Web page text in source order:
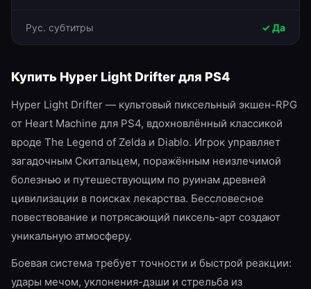
Рус. субтитры ✓ Да
Купить Hyper Light Drifterдля PS4
Hyper Light Drifter — культовый пиксельный экшен-RPG
от Heart Machine для PS4, вдохновлённый классикой
вроде The Legend of Zelda и Diablo. Игрок управляет
загадочным Скитальцем, поражённым неизлечимой
болезнью и путешествующим по руинам древней
цивилизации в поисках лекарства. Бессловесное
повествование и потрясающий пиксель-арт создают
уникальную атмосферу.
Боевая система требует точности и быстрой реакции:
удары мечом, уклонения-дэши и стрельба из